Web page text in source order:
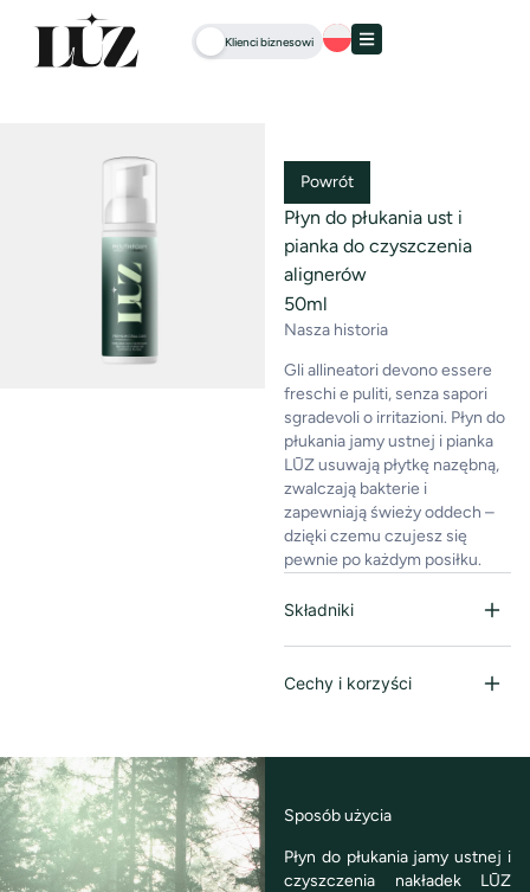
Klienci biznesowi
Powrót
Płyn do płukania ust i
pianka do czyszczenia
alignerów
50ml
Nasza historia
Gli allineatori devono essere
freschi e puliti, senza sapori
sgradevoli o irritazioni. Płyn do
płukania jamy ustnej i pianka
LŪZ usuwają płytkę nazębną,
zwalczają bakterie i
zapewniają świeży oddech –
dzięki czemu czujesz się
pewnie po każdym posiłku.
Składniki
Cechy i korzyści
Sposób użycia
Płyn do płukania jamy ustnej i
czyszczenia nakładek LŪZ